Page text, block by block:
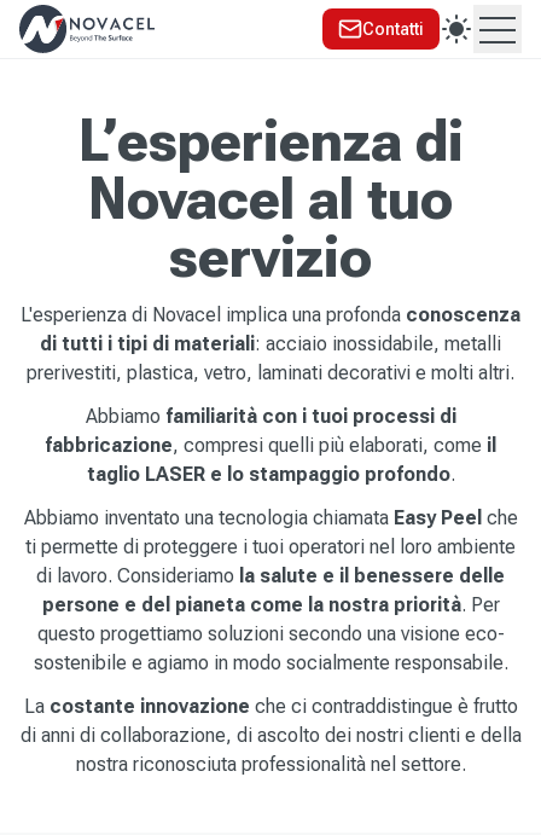
Contatti
L’esperienza di
Novacel al tuo
servizio
L'esperienza di Novacel implica una profonda conoscenza
di tutti i tipi di materiali: acciaio inossidabile, metalli
prerivestiti, plastica, vetro, laminati decorativi e molti altri.
Abbiamo familiarità con i tuoi processi di
fabbricazione, compresi quelli più elaborati, come il
taglio LASER e lo stampaggio profondo.
Abbiamo inventato una tecnologia chiamata Easy Peel che
ti permette di proteggere i tuoi operatori nel loro ambiente
di lavoro. Consideriamo la salute e il benessere delle
persone e del pianeta come la nostra priorità. Per
questo progettiamo soluzioni secondo una visione eco-
sostenibile e agiamo in modo socialmente responsabile.
La costante innovazione che ci contraddistingue è frutto
di anni di collaborazione, di ascolto dei nostri clienti e della
nostra riconosciuta professionalità nel settore.